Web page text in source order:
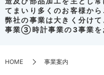
てまいり多くのお客様か
弊社の事業は大きく分け
事業③時計事業の3事業を
HOME 事業案内